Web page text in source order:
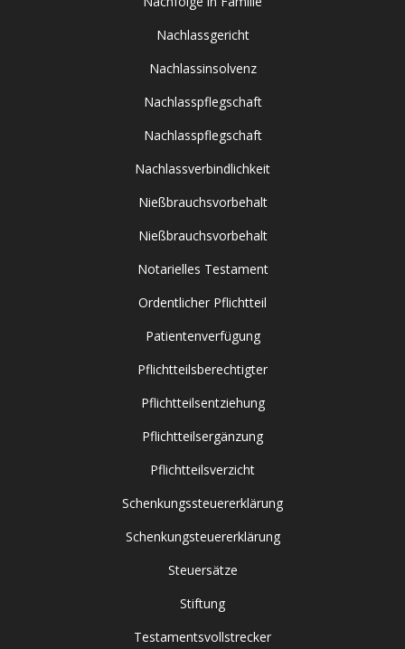
Nachlassgericht
Nachlassinsolvenz
Nachlasspflegschaft
Nachlasspflegschaft
Nachlassverbindlichkeit
Nießbrauchsvorbehalt
Nießbrauchsvorbehalt
Notarielles Testament
Ordentlicher Pflichtteil
Patientenverfügung
Pflichtteilsberechtigter
Pflichtteilsentziehung
Pflichtteilsergänzung
Pflichtteilsverzicht
Schenkungssteuererklärung
Schenkungsteuererklärung
Steuersätze
Stiftung
Testamentsvollstrecker